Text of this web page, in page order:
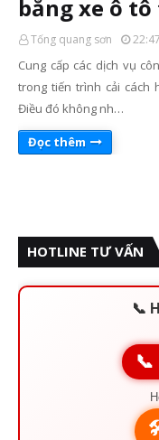
bằng xe ô
Tống quang sơn
Cung cấp các dịch vụ
trong tiến trình cải cách
Điều đó không nh…
Đọc thêm
HOTLINE TƯ VẤN
📞
📞